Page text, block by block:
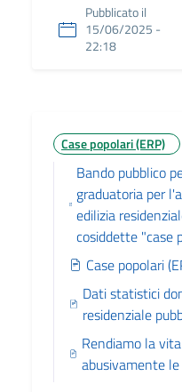
Pubblicato il
15/06/2025 -
22:18
Case popolari (ERP)
Bando pubblico
graduatoria per
edilizia
cosiddette "case
Case popolari
Dati statistici
residenziale
Rendiamo la
abusivamente